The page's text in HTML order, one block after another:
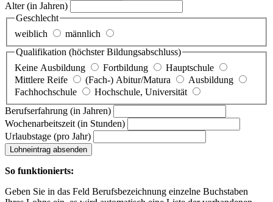
Alter(in Jahren)
Geschlecht
weiblich
männlich
Qualifikation (höchster Bildungsabschluss)
Keine Ausbildung
Fortbildung
Hauptschule
Mittlere Reife
(Fach-) Abitur/Matura
Ausbildung
Fachhochschule
Hochschule, Universität
Berufserfahrung (in Jahren)
Wochenarbeitszeit (in Stunden)
Urlaubstage (pro Jahr)
Lohneintrag absenden
So funktionierts:
Geben Sie in das Feld Berufsbezeichnung einzelne Buchstaben